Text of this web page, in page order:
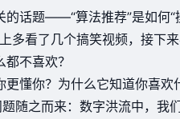
话题——“算法推荐”是如何“
多看了几个搞笑视频，接下
不喜欢？
懂你？为什么它知道你喜欢
随之而来：数字洪流中，我